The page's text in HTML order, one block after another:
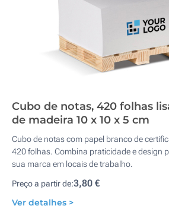
Cubo de notas, 420 folhas
de madeira 10 x 10 x 5 cm
Cubo de notas com papel branco de
420 folhas. Combina praticidade e design
sua marca em locais de trabalho.
Preço a partir de:3,80 €
Ver detalhes >